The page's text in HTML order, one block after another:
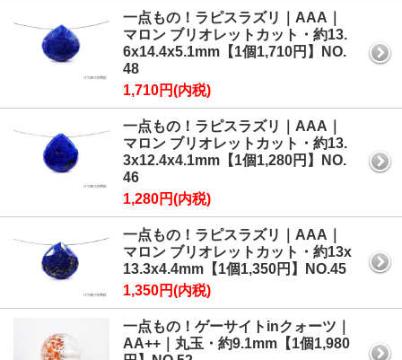
一点もの！ラピスラズリ｜AAA｜
マロン ブリオレットカット・約13.
6x14.4x5.1mm【1個1,710円】NO.
48
1,710円(内税)
一点もの！ラピスラズリ｜AAA｜
マロン ブリオレットカット・約13.
3x12.4x4.1mm【1個1,280円】NO.
46
1,280円(内税)
一点もの！ラピスラズリ｜AAA｜
マロン ブリオレットカット・約13x
13.3x4.4mm【1個1,350円】NO.45
1,350円(内税)
一点もの！ゲーサイトinクォーツ｜
AA++｜丸玉・約9.1mm【1個1,980